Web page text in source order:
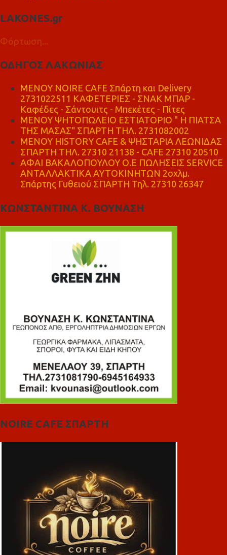
LAKONES.gr
Φόρτωση...
ΟΔΗΓΟΣ ΛΑΚΩΝΙΑΣ
MENOY NOIRE CAFE Σπάρτη και Delivery
2731022511 ΚΑΦΕΤΕΡΙΕΣ - ΣΝΑΚ ΜΠΑΡ -
Καφέδες - Σάντουιτς - Μπεκέτες - Πίτες
ΜΕΝΟΥ ΨΗΤΟΠΩΛΕΙΟ ΕΣΤΙΑΤΟΡΙΟ " Η ΠΙΑΤΣΑ
ΤΗΣ ΜΑΣΑΣ" ΣΠΑΡΤΗ ΤΗΛ. 2731082002
ΜΕΝΟΥ HISTORY CAFE & ΨΗΣΤΑΡΙΑ ΛΕΩΝΙΔΑΣ
ΣΠΑΡΤΗ ΤΗΛ. 27310 21138 - CAFE 27310 20510
ΑΦΑΙ ΒΑΚΑΛΟΠΟΥΛΟΥ Ο.Ε ΠΩΛΗΣΕΙΣ SERVICE
ΑΝΤΑΛΛΑΚΤΙΚΑ ΑΥΤΟΚΙΝΗΤΩΝ 2οχλμ.
Σπάρτης Γυθειού ΣΠΑΡΤΗ Τηλ. 27310 26347
ΚΩΝΣΤΑΝΤΙΝΑ Κ. ΒΟΥΝΑΣΗ
NOIRE CAFE ΣΠΑΡΤΗ